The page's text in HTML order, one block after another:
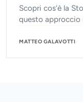
Scopri cos’è la
questo approccio
MATTEO GALAVOTTI